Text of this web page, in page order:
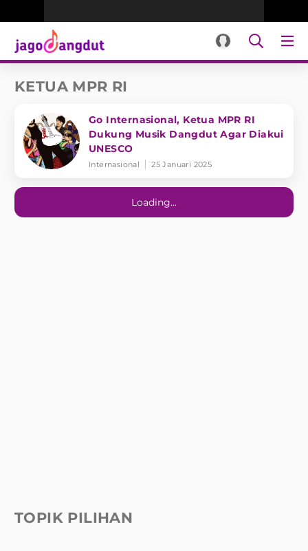
KETUA MPR RI
Go Internasional, Ketua MPR RI
Dukung Musik Dangdut Agar Diakui
UNESCO
Internasional 25 Januari 2025
Loading...
TOPIK PILIHAN